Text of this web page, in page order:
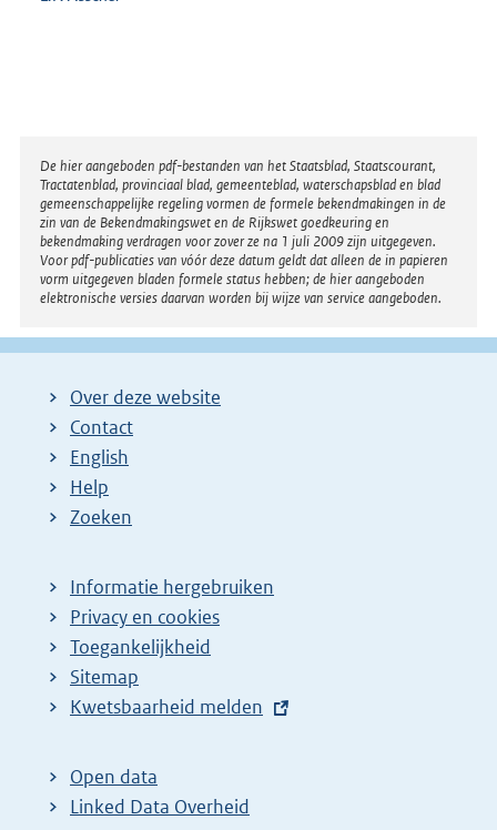
Disclaimer
De hier aangeboden pdf-bestanden van het Staatsblad, Staatscourant,
Tractatenblad, provinciaal blad, gemeenteblad, waterschapsblad en blad
gemeenschappelijke regeling vormen de formele bekendmakingen in de
zin van de Bekendmakingswet en de Rijkswet goedkeuring en
bekendmaking verdragen voor zover ze na 1 juli 2009 zijn uitgegeven.
Voor pdf-publicaties van vóór deze datum geldt dat alleen de in papieren
vorm uitgegeven bladen formele status hebben; de hier aangeboden
elektronische versies daarvan worden bij wijze van service aangeboden.
Over deze website
Contact
English
Help
Zoeken
Informatie hergebruiken
Privacy en cookies
Toegankelijkheid
Sitemap
E
t
e
Kwetsbaarheid melden
Open data
Linked Data Overheid